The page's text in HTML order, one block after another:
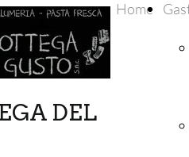
DEL
Home